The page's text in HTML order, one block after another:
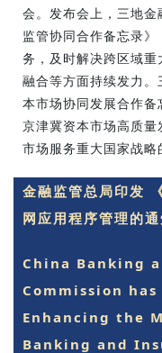
会。发布会上，三地
监管协同合作备忘录
务，及时解决跨区域
融合等方面持续发力
本市场协同发展合作
京津冀资本市场高质
市场服务重大国家战略
金融监管总局印发
网应用程序管理的通
China Banking
Commission
Enhancing the
Banking and